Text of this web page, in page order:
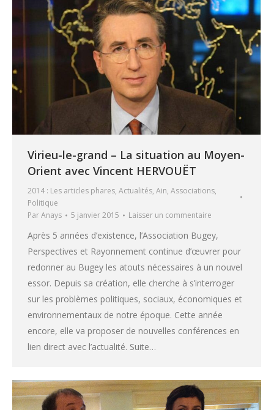
Virieu-le-grand – La situation au Moyen-
Orient avec Vincent HERVOUËT
2014 : Les articles phares, Actualités, Ain, Associations,
Politique
ParAnays 5 janvier 2015 Laisser un commentaire
Après 5 années d’existence, l’Association Bugey,
Perspectives et Rayonnement continue d’œuvrer pour
redonner au Bugey les atouts nécessaires à un nouvel
essor. Depuis sa création, elle cherche à s’interroger
sur les problèmes politiques, sociaux, économiques et
environnementaux de notre époque. Cette année
encore, elle va proposer de nouvelles conférences en
lien direct avec l’actualité. Suite…